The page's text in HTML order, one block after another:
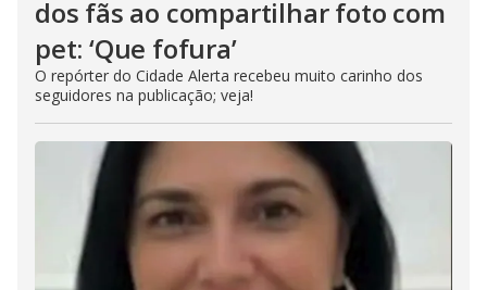
dos fãs ao compartilhar foto com
pet: ‘Que fofura’
O repórter do Cidade Alerta recebeu muito carinho dos
seguidores na publicação; veja!